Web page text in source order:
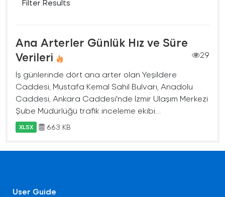
Ana Arterler Günlük Hız ve Süre
Verileri
29
İş günlerinde dört ana arter olan Yeşildere
Caddesi, Mustafa Kemal Sahil Bulvarı, Anadolu
Caddesi, Ankara Caddesi'nde İzmir Ulaşım Merkezi
Şube Müdürlüğü trafik inceleme ekibi...
XLSX 663 KB
User Guide